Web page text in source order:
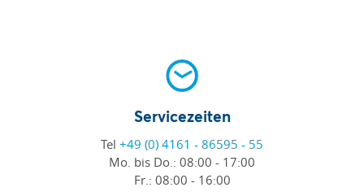
Servicezeiten
Tel +49 (0) 4161 - 86595 - 55
Mo. bis Do.: 08:00 - 17:00
Fr.: 08:00 - 16:00